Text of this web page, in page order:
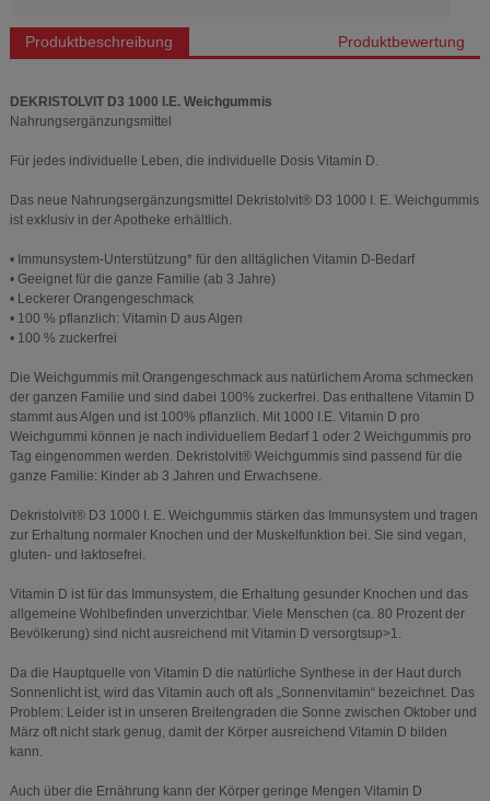
Produktbeschreibung Produktbewertung
DEKRISTOLVIT D3 1000 I.E. Weichgummis
Nahrungsergänzungsmittel
Für jedes individuelle Leben, die individuelle Dosis Vitamin D.
Das neue Nahrungsergänzungsmittel Dekristolvit® D3 1000 I. E. Weichgummis
ist exklusiv in der Apotheke erhältlich.
• Immunsystem-Unterstützung* für den alltäglichen Vitamin D-Bedarf
• Geeignet für die ganze Familie (ab 3 Jahre)
• Leckerer Orangengeschmack
• 100 % pflanzlich: Vitamin D aus Algen
• 100 % zuckerfrei
Die Weichgummis mit Orangengeschmack aus natürlichem Aroma schmecken
der ganzen Familie und sind dabei 100% zuckerfrei. Das enthaltene Vitamin D
stammt aus Algen und ist 100% pflanzlich. Mit 1000 I.E. Vitamin D pro
Weichgummi können je nach individuellem Bedarf 1 oder 2 Weichgummis pro
Tag eingenommen werden. Dekristolvit® Weichgummis sind passend für die
ganze Familie: Kinder ab 3 Jahren und Erwachsene.
Dekristolvit® D3 1000 I. E. Weichgummis stärken das Immunsystem und tragen
zur Erhaltung normaler Knochen und der Muskelfunktion bei. Sie sind vegan,
gluten- und laktosefrei.
Vitamin D ist für das Immunsystem, die Erhaltung gesunder Knochen und das
allgemeine Wohlbefinden unverzichtbar. Viele Menschen (ca. 80 Prozent der
Bevölkerung) sind nicht ausreichend mit Vitamin D versorgtsup>1.
Da die Hauptquelle von Vitamin D die natürliche Synthese in der Haut durch
Sonnenlicht ist, wird das Vitamin auch oft als „Sonnenvitamin“ bezeichnet. Das
Problem: Leider ist in unseren Breitengraden die Sonne zwischen Oktober und
März oft nicht stark genug, damit der Körper ausreichend Vitamin D bilden
kann.
Auch über die Ernährung kann der Körper geringe Mengen Vitamin D